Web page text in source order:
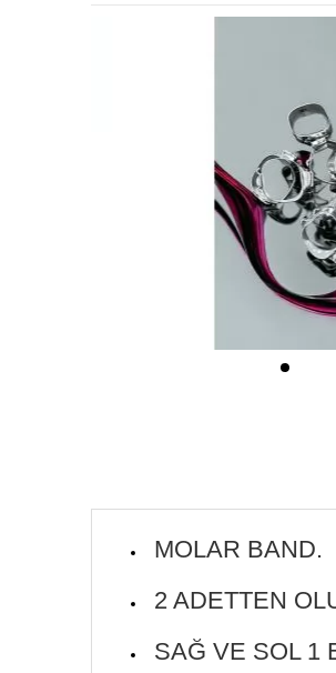
MOLAR BAND.
2 ADETTEN
SAĞ VE SOL 1